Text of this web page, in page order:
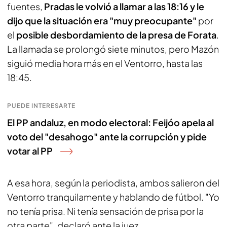
fuentes, Pradas le volvió a llamar a las 18:16 y le
dijo que la situación era "muy preocupante" por
el posible desbordamiento de la presa de Forata.
La llamada se prolongó siete minutos, pero Mazón
siguió media hora más en el Ventorro, hasta las
18:45.
PUEDE INTERESARTE
El PP andaluz, en modo electoral: Feijóo apela al
voto del "desahogo" ante la corrupción y pide
votar al PP
A esa hora, según la periodista, ambos salieron del
Ventorro tranquilamente y hablando de fútbol. "Yo
no tenía prisa. Ni tenía sensación de prisa por la